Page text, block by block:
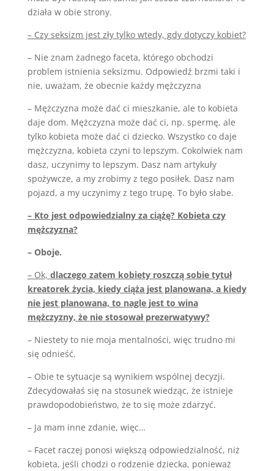
działa w obie strony.
– Czy seksizm jest zły tylko wtedy, gdy dotyczy kobiet?
– Nie znam żadnego faceta, którego obchodzi
problem istnienia seksizmu. Odpowiedź brzmi taki i
nie, uważam, że obecnie każdy mężczyzna
– Mężczyzna może dać ci mieszkanie, ale to kobieta
daje dom. Mężczyzna może dać ci, np. spermę, ale
tylko kobieta może dać ci dziecko. Wszystko co daje
mężczyzna, kobieta czyni to lepszym. Cokolwiek nam
dasz, uczynimy to lepszym. Dasz nam artykuły
spożywcze, a my zrobimy z tego posiłek. Dasz nam
pojazd, a my uczynimy z tego trupę. To było słabe.
– Kto jest odpowiedzialny za ciążę? Kobieta czy
mężczyzna?
– Oboje.
– Ok, dlaczego zatem kobiety roszczą sobie tytuł
kreatorek życia, kiedy ciąża jest planowana, a kiedy
nie jest planowana, to nagle jest to wina
mężczyzny, że nie stosował prezerwatywy?
– Niestety to nie moja mentalności, więc trudno mi
się odnieść.
– Obie te sytuacje są wynikiem wspólnej decyzji.
Zdecydowałaś się na stosunek wiedząc, że istnieje
prawdopodobieństwo, że to się może zdarzyć.
– Ja mam inne zdanie, więc…
– Facet raczej ponosi większą odpowiedzialność, niż
kobieta, jeśli chodzi o rodzenie dziecka, ponieważ